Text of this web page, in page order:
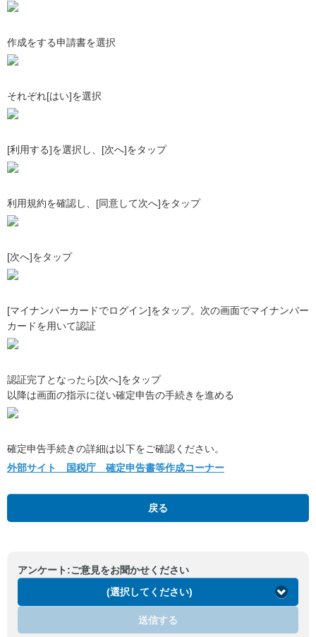
作成をする申請書を選択
それぞれ[はい]を選択
[利用する]を選択し、[次へ]をタップ
利用規約を確認し、[同意して次へ]をタップ
[次へ]をタップ
[マイナンバーカードでログイン]をタップ。次の画面でマイナンバー
カードを用いて認証
認証完了となったら[次へ]をタップ
以降は画面の指示に従い確定申告の手続きを進める
確定申告手続きの詳細は以下をご確認ください。
外部サイト 国税庁 確定申告書等作成コーナー
戻る
アンケート:ご意見をお聞かせください
(選択してください)
送信する